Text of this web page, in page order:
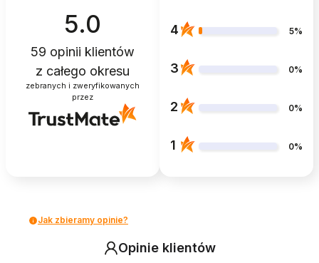
5.0
59 opinii klientów
z całego okresu
zebranych i zweryfikowanych
przez
4 5%
3 0%
2 0%
1 0%
Jak zbieramy opinie?
Opinie klientów